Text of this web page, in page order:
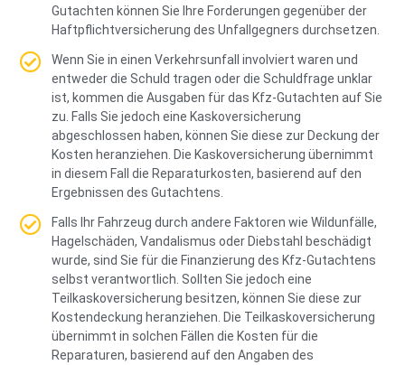
Gutachten können Sie Ihre Forderungen gegenüber der
Haftpflichtversicherung des Unfallgegners durchsetzen.
Wenn Sie in einen Verkehrsunfall involviert waren und
entweder die Schuld tragen oder die Schuldfrage unklar
ist, kommen die Ausgaben für das Kfz-Gutachten auf Sie
zu. Falls Sie jedoch eine Kaskoversicherung
abgeschlossen haben, können Sie diese zur Deckung der
Kosten heranziehen. Die Kaskoversicherung übernimmt
in diesem Fall die Reparaturkosten, basierend auf den
Ergebnissen des Gutachtens.
Falls Ihr Fahrzeug durch andere Faktoren wie Wildunfälle,
Hagelschäden, Vandalismus oder Diebstahl beschädigt
wurde, sind Sie für die Finanzierung des Kfz-Gutachtens
selbst verantwortlich. Sollten Sie jedoch eine
Teilkaskoversicherung besitzen, können Sie diese zur
Kostendeckung heranziehen. Die Teilkaskoversicherung
übernimmt in solchen Fällen die Kosten für die
Reparaturen, basierend auf den Angaben des